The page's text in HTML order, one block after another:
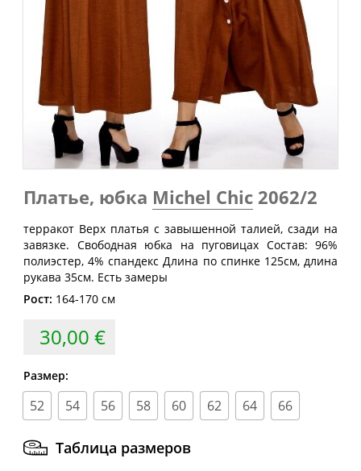
груди
(см)
талии
(см)
бедер
(см)
80 60-64
88
84 64-68
92
44
88 68-72
96
46
72-76
100
48
76-80
104
80-84
104 84-88
54
108 88-92
116
56
112 92-96
120
58
62
66
132 112-116
140
70
140
Платье, юбка Michel Chic 2062/2
терракот Верх платья с завышенной талией, сзади на
завязке. Свободная юбка на пуговицах Состав: 96%
полиэстер, 4% спандекс Длина по спинке 125см, длина
рукава 35см. Есть замеры
Рост: 164-170 см
30,00 €
Размер:
52 54 56 58 60 62 64 66
Таблица размеров